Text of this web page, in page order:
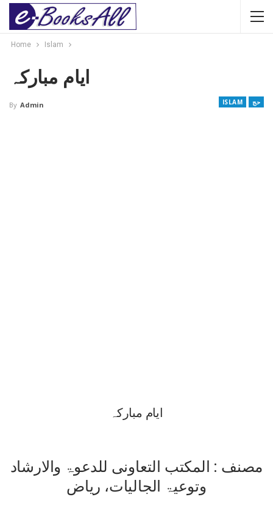
Home Islam
ایام مبارکہ
ISLAM حج By Admin
ایام مبارکہ
مصنف : المکتب التعاونی للدعوۃ والارشاد
وتوعیۃ الجالیات، ریاض